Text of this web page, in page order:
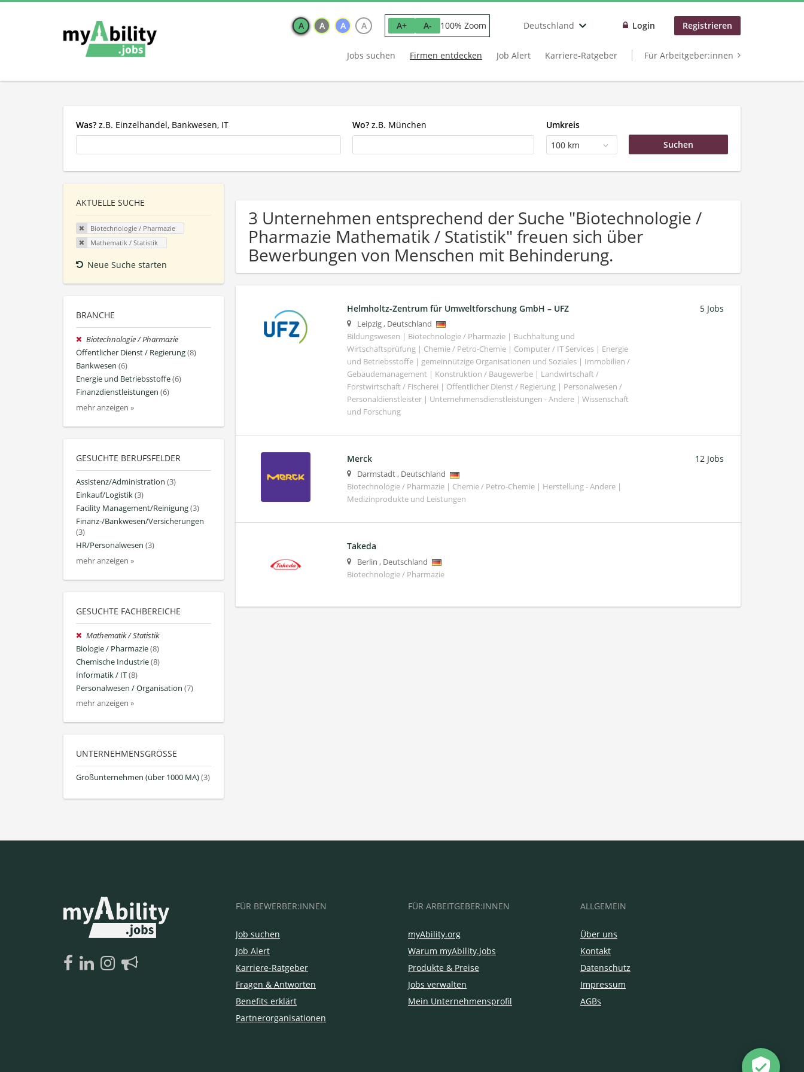
A A A A A+ A- 100% Zoom Deutschland Login Registrieren
Jobs suchen Firmen entdecken Job Alert Karriere-Ratgeber Für Arbeitgeber:innen
Was? z.B. Einzelhandel, Bankwesen, IT Wo? z.B. München
Umkreis
100 km
AKTUELLE SUCHE
Biotechnologie / Pharmazie
Mathematik / Statistik
Neue Suche starten
BRANCHE
Biotechnologie / Pharmazie
Öffentlicher Dienst / Regierung(8)
Bankwesen (6)
Energie und Betriebsstoffe(6)
Finanzdienstleistungen (6)
mehr anzeigen »
GESUCHTE BERUFSFELDER
Assistenz/Administration (3)
Einkauf/Logistik(3)
Facility Management/Reinigung(3)
Finanz-/Bankwesen/Versicherungen
(3)
HR/Personalwesen (3)
mehr anzeigen »
GESUCHTE FACHBEREICHE
Mathematik / Statistik
Biologie / Pharmazie(8)
Chemische Industrie(8)
Informatik / IT(8)
Personalwesen / Organisation (7)
mehr anzeigen »
UNTERNEHMENSGRÖSSE
Großunternehmen (über 1000 MA)(3)
3 Unternehmen entsprechend der Suche "Biotechnologie /
Pharmazie Mathematik / Statistik" freuen sich über
Bewerbungen von Menschen mit Behinderung.
Helmholtz-Zentrum für Umweltforschung GmbH – UFZ
Leipzig, Deutschland
Bildungswesen | Biotechnologie / Pharmazie | Buchhaltung und
Wirtschaftsprüfung | Chemie / Petro-Chemie | Computer / IT Services | Energie
und Betriebsstoffe | gemeinnützige Organisationen und Soziales | Immobilien /
Gebäudemanagement | Konstruktion / Baugewerbe | Landwirtschaft /
Forstwirtschaft / Fischerei | Öffentlicher Dienst / Regierung | Personalwesen /
Personaldienstleister | Unternehmensdienstleistungen - Andere | Wissenschaft
und Forschung
5 Jobs
Merck
Darmstadt, Deutschland
Biotechnologie / Pharmazie | Chemie / Petro-Chemie | Herstellung - Andere |
Medizinprodukte und Leistungen
12 Jobs
Takeda
Berlin , Deutschland
Biotechnologie / Pharmazie
FÜR BEWERBER:INNEN
Job suchen
Job Alert
Karriere-Ratgeber
Fragen & Antworten
Benefits erklärt
Partnerorganisationen
FÜR ARBEITGEBER:INNEN
myAbility.org
Warum myAbility.jobs
Produkte & Preise
Jobs verwalten
Mein Unternehmensprofil
ALLGEMEIN
Über uns
Kontakt
Datenschutz
Impressum
AGBs